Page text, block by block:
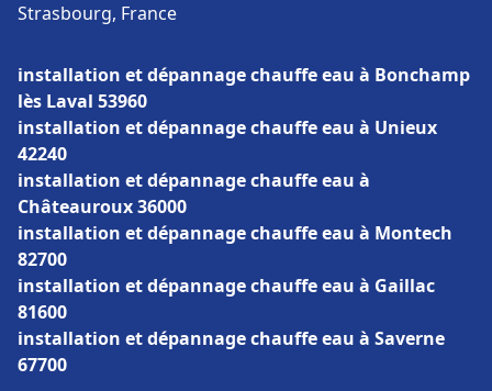
Strasbourg, France
installation et dépannage chauffe eau à Bonchamp
lès Laval 53960
installation et dépannage chauffe eau à Unieux
42240
installation et dépannage chauffe eau à
Châteauroux 36000
installation et dépannage chauffe eau à Montech
82700
installation et dépannage chauffe eau à Gaillac
81600
installation et dépannage chauffe eau à Saverne
67700